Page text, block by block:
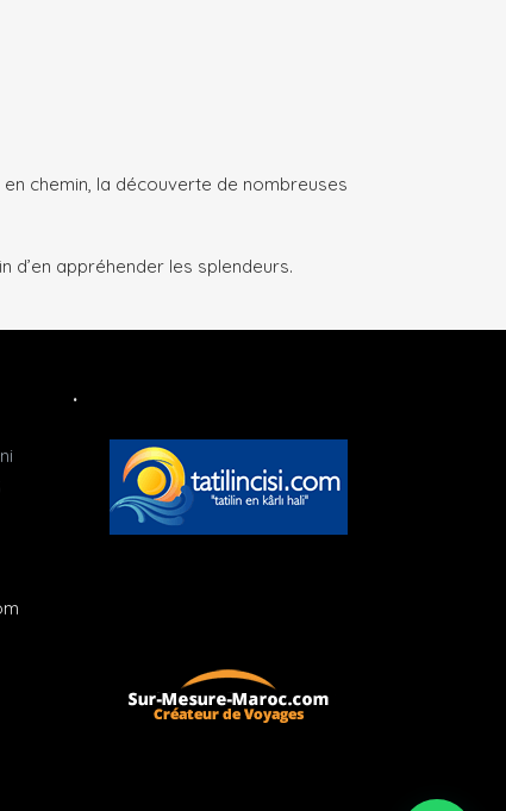
chemin, la découverte de nombreuses
d’en appréhender les splendeurs.
.